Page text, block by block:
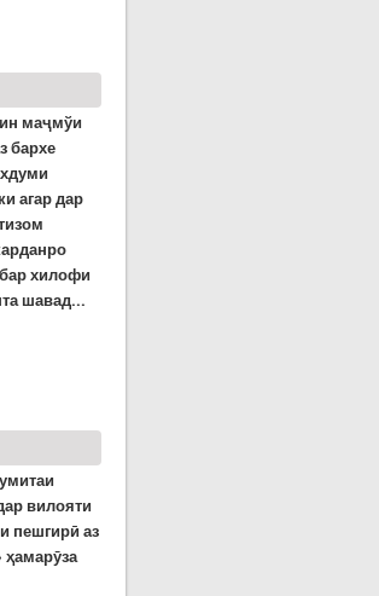
маҷмўи
бархе
агар дар
хилофи
шавад...
ҳиҷрӣ, вафот 1314).
вилояти
пешгирӣ аз